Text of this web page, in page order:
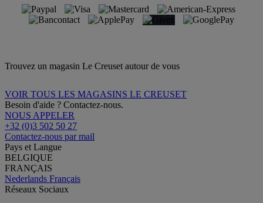
Trouvez un magasin Le Creuset autour de vous
VOIR TOUS LES MAGASINS LE CREUSET
Besoin d'aide ? Contactez-nous.
NOUS APPELER
+32 (0)3 502 50 27
Contactez-nous par mail
Pays et Langue
BELGIQUE
FRANÇAIS
Nederlands Français
Réseaux Sociaux